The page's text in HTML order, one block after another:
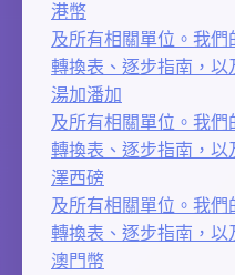
港幣
及所有相關單位。我
轉換表、逐步指南，
湯加潘加
及所有相關單位。我
轉換表、逐步指南，
澤西磅
及所有相關單位。我
轉換表、逐步指南，
澳門幣